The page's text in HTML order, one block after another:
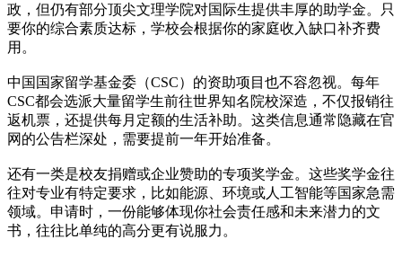
政，但仍有部分顶尖文理学院对国际生提供丰厚的助学金。只
要你的综合素质达标，学校会根据你的家庭收入缺口补齐费
用。
中国国家留学基金委（CSC）的资助项目也不容忽视。每年
CSC都会选派大量留学生前往世界知名院校深造，不仅报销往
返机票，还提供每月定额的生活补助。这类信息通常隐藏在官
网的公告栏深处，需要提前一年开始准备。
还有一类是校友捐赠或企业赞助的专项奖学金。这些奖学金往
往对专业有特定要求，比如能源、环境或人工智能等国家急需
领域。申请时，一份能够体现你社会责任感和未来潜力的文
书，往往比单纯的高分更有说服力。